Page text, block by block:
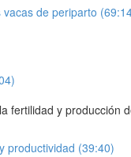
de periparto
fertilidad y producción
productividad (39:40)